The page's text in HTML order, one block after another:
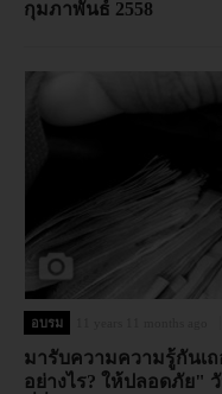
กุมภาพันธ์ 2558
อบรม
มารับความความรู้กันเถ
อย่างไร? ให้ปลอดภัย"